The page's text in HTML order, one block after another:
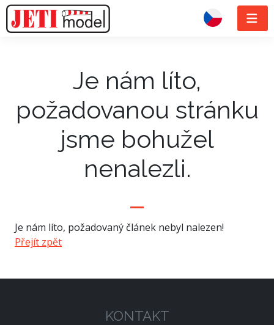
Je nám líto,
požadovanou stránku
jsme bohužel
nenalezli.
Je nám líto, požadovaný článek nebyl nalezen!
Přejít zpět
KONTAKT